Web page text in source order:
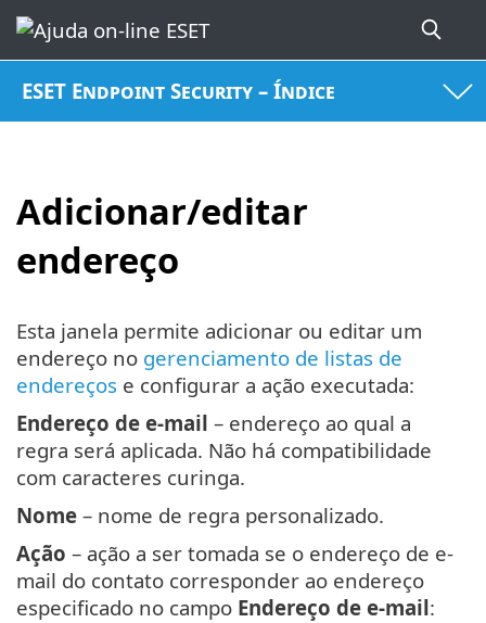
ESET Endpoint Security – Índice
Adicionar/editar
endereço
Esta janela permite adicionar ou editar um
endereço no gerenciamento de listas de
endereços e configurar a ação executada:
Endereço de e-mail – endereço ao qual a
regra será aplicada. Não há compatibilidade
com caracteres curinga.
Nome – nome de regra personalizado.
Ação – ação a ser tomada se o endereço de e-
mail do contato corresponder ao endereço
especificado no campo Endereço de e-mail: